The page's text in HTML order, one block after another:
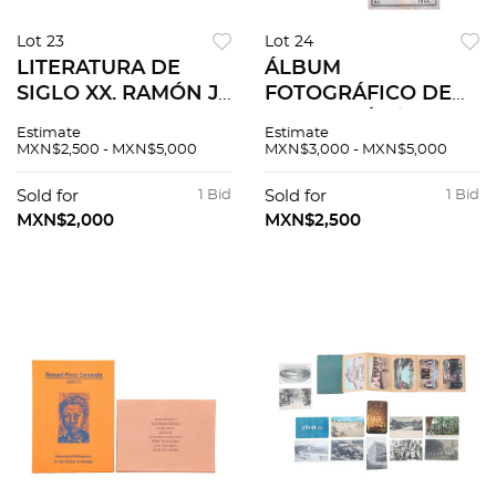
Lot 23
LITERATURA DE
SIGLO XX. RAMÓN J.
MEXICAYOTL
QUETZAL, 1941. PZS
11
Estimate
MXN$2,500 - MXN$5,000
1 Bid
Sold for
MXN$2,000
Lot 24
ÁLBUM
FOTOGRÁFICO DE
SUERTES TAURINAS
Pzs 6
Estimate
MXN$3,000 - MXN$5,000
1 Bid
Sold for
MXN$2,500